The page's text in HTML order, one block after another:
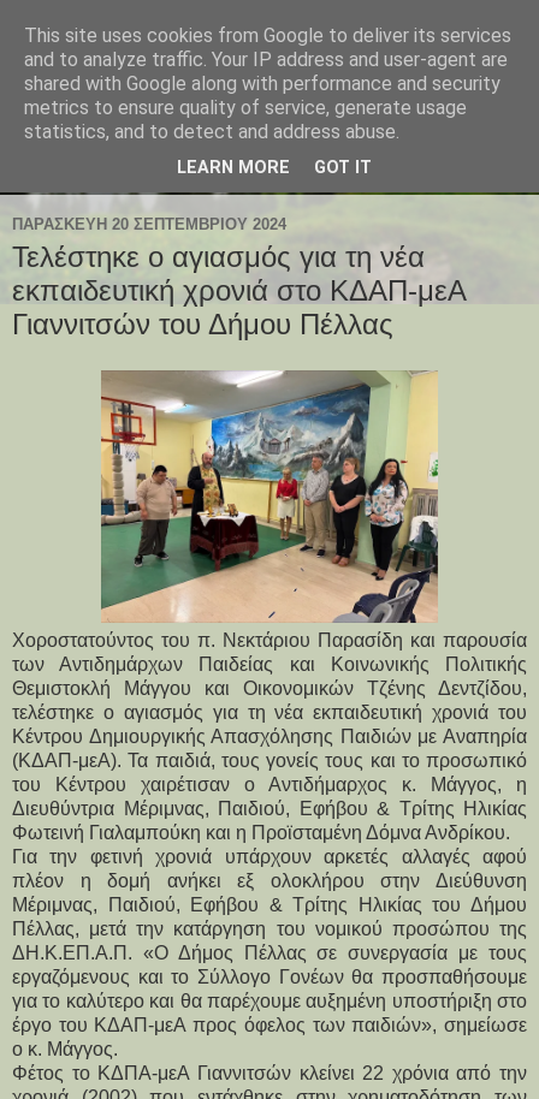
ΠΑΡΑΣΚΕΥΉ 20 ΣΕΠΤΕΜΒΡΊΟΥ 2024
Τελέστηκε ο αγιασμός για τη νέα
εκπαιδευτική χρονιά στο ΚΔΑΠ-μεΑ
Γιαννιτσών του Δήμου Πέλλας
Χοροστατούντος του π. Νεκτάριου Παρασίδη και παρουσία
των Αντιδημάρχων Παιδείας και Κοινωνικής Πολιτικής
Θεμιστοκλή Μάγγου και Οικονομικών Τζένης Δεντζίδου,
τελέστηκε ο αγιασμός για τη νέα εκπαιδευτική χρονιά του
Κέντρου Δημιουργικής Απασχόλησης Παιδιών με Αναπηρία
(ΚΔΑΠ-μεΑ). Τα παιδιά, τους γονείς τους και το προσωπικό
του Κέντρου χαιρέτισαν ο Αντιδήμαρχος κ. Μάγγος, η
Διευθύντρια Μέριμνας, Παιδιού, Εφήβου & Τρίτης Ηλικίας
Φωτεινή Γιαλαμπούκη και η Προϊσταμένη Δόμνα Ανδρίκου.
Για την φετινή χρονιά υπάρχουν αρκετές αλλαγές αφού
πλέον η δομή ανήκει εξ ολοκλήρου στην Διεύθυνση
Μέριμνας, Παιδιού, Εφήβου & Τρίτης Ηλικίας του Δήμου
Πέλλας, μετά την κατάργηση του νομικού προσώπου της
ΔΗ.Κ.ΕΠ.Α.Π. «Ο Δήμος Πέλλας σε συνεργασία με τους
εργαζόμενους και το Σύλλογο Γονέων θα προσπαθήσουμε
για το καλύτερο και θα παρέχουμε αυξημένη υποστήριξη στο
έργο του ΚΔΑΠ-μεΑ προς όφελος των παιδιών», σημείωσε
ο κ. Μάγγος.
Φέτος το ΚΔΠΑ-μεΑ Γιαννιτσών κλείνει 22 χρόνια από την
This site uses cookies from Google to deliver its services
and to analyze traffic. Your IP address and user-agent are
shared with Google along with performance and security
metrics to ensure quality of service, generate usage
statistics, and to detect and address abuse.
LEARN MORE GOT IT